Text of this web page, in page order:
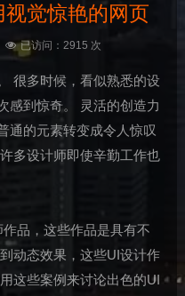
觉惊艳的网页
已访问：2915 次
很多时候，看似熟悉的设
感到惊奇。 灵活的创造力
通的元素转变成令人惊叹
多设计师即使辛勤工作也
品，这些作品是具有不
动态效果，这些UI设计作
这些案例来讨论出色的UI